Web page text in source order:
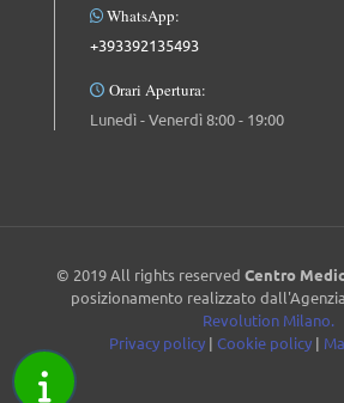
WhatsApp:
+393392135493
Orari Apertura:
Lunedì - Venerdì 8:00 - 19:00
© 2019 All rights reserved Centro
posizionamento realizzato
Revolution Milano.
Privacy policy| Cookie policy|